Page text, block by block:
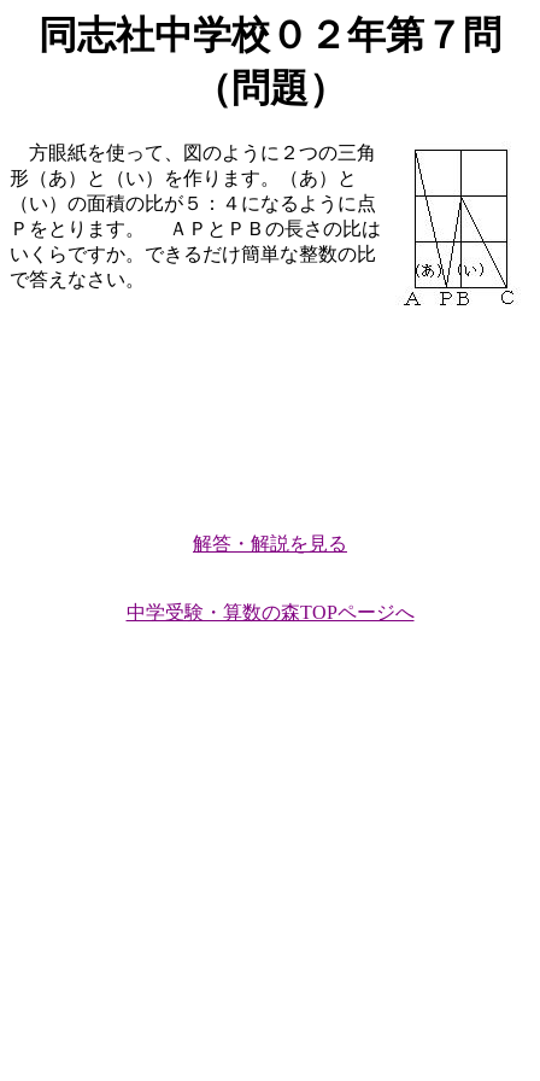
同志社中学校０２年第７問
（問題）
方眼紙を使って、図のように２つの三角
形（あ）と（い）を作ります。（あ）と
（い）の面積の比が５：４になるように点
Ｐをとります。 ＡＰとＰＢの長さの比は
いくらですか。できるだけ簡単な整数の比
で答えなさい。
解答・解説を見る
中学受験・算数の森TOPページへ